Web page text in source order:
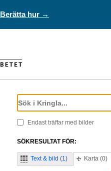
Berätta hur →
Endast träffar med bilder
SÖKRESULTAT FÖR:
Text & bild (1) Karta (0)